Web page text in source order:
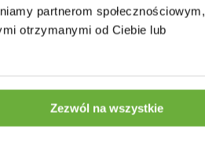
partnerom społecznościowym,
otrzymanymi od Ciebie lub
Zezwól na wszystkie